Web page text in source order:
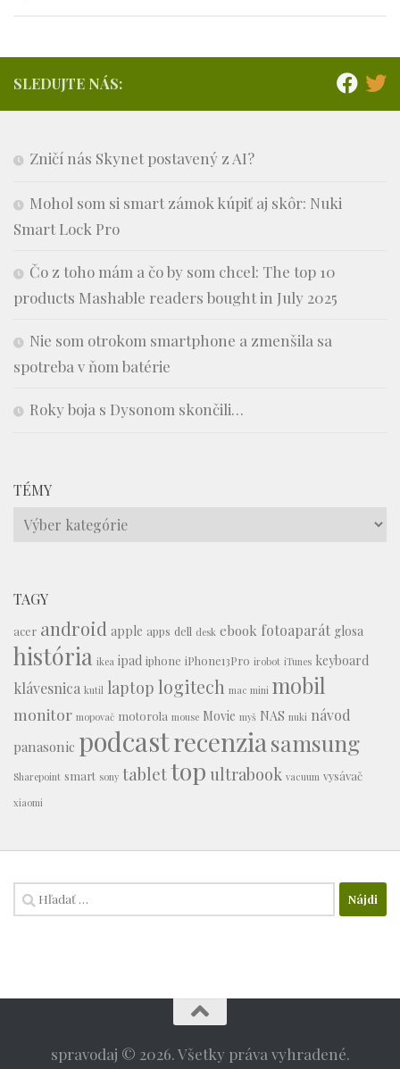
SLEDUJTE NÁS:
Zničí nás Skynet postavený z AI?
Mohol som si smart zámok kúpiť aj skôr: Nuki
Smart Lock Pro
Čo z toho mám a čo by som chcel: The top 10
products Mashable readers bought in July 2025
Nie som otrokom smartphone a zmenšila sa
spotreba v ňom batérie
Roky boja s Dysonom skončili…
TÉMY
Témy
TAGY
acer android apple apps dell desk ebook fotoaparát glosa
história ikea ipad iphone iPhone13Pro irobot iTunes keyboard
klávesnica kutil laptop logitech mac mini mobil
monitor mopovač motorola mouse Movie myš NAS nuki návod
panasonic podcastrecenziasamsung
Sharepoint smart sony tablettop ultrabook vacuum vysávač
xiaomi
Hľadať:
spravodaj © 2026. Všetky práva vyhradené.